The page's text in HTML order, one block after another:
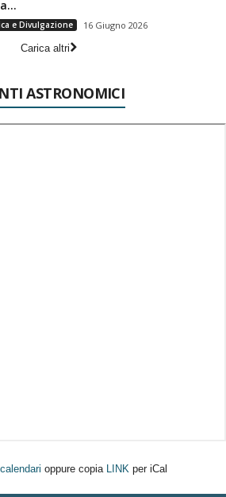
e Divulgazione
16 Giugno 2026
Carica altri
ASTRONOMICI
oppure copia LINK per iCal